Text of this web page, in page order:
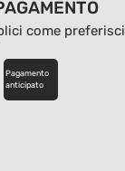
come preferisci
Pagamento
anticipato